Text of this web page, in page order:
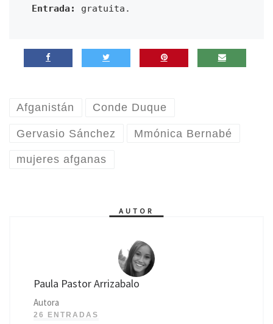
Entrada:
gratuita.
Afganistán Conde Duque
Gervasio Sánchez Mmónica Bernabé
mujeres afganas
AUTOR
Paula Pastor Arrizabalo
Autora
26 ENTRADAS